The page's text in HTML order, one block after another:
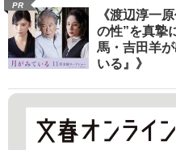
PR
《渡辺淳一
の性”を真摯
馬・吉田羊
いる』》